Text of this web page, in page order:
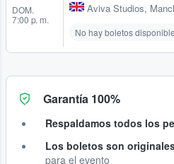
DOM.
7:00 p. m.
Aviva Studios,
No hay boletos
Garantía 100%
Respaldamos todos los
Los boletos son
para el evento